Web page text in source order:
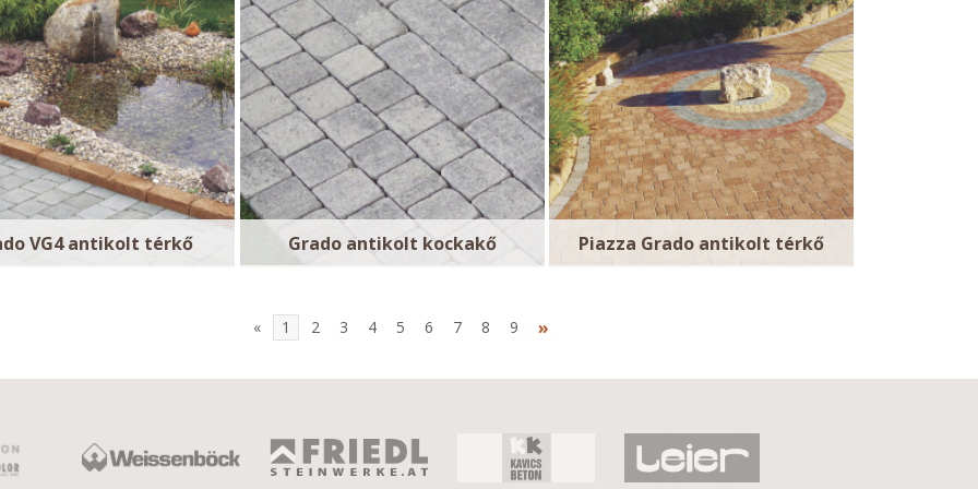
VG4 antikolt térkő Grado antikolt kockakő Piazza Grado antikolt térkő
« 1 2 3 4 5 6 7 8 9 »